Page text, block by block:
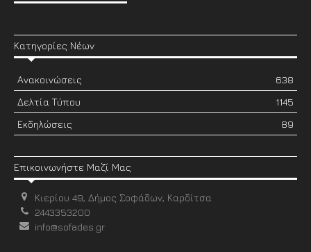
Κατηγορίες Νέων
Ανακοινώσεις
638
Δελτία Τύπου
1145
Εκδηλώσεις
89
Επικοινωνήστε Μαζί Μας
Κιερίου 49, Δήμος Σοφάδων, Καρδίτσα
2443353200
info@sofades.gr